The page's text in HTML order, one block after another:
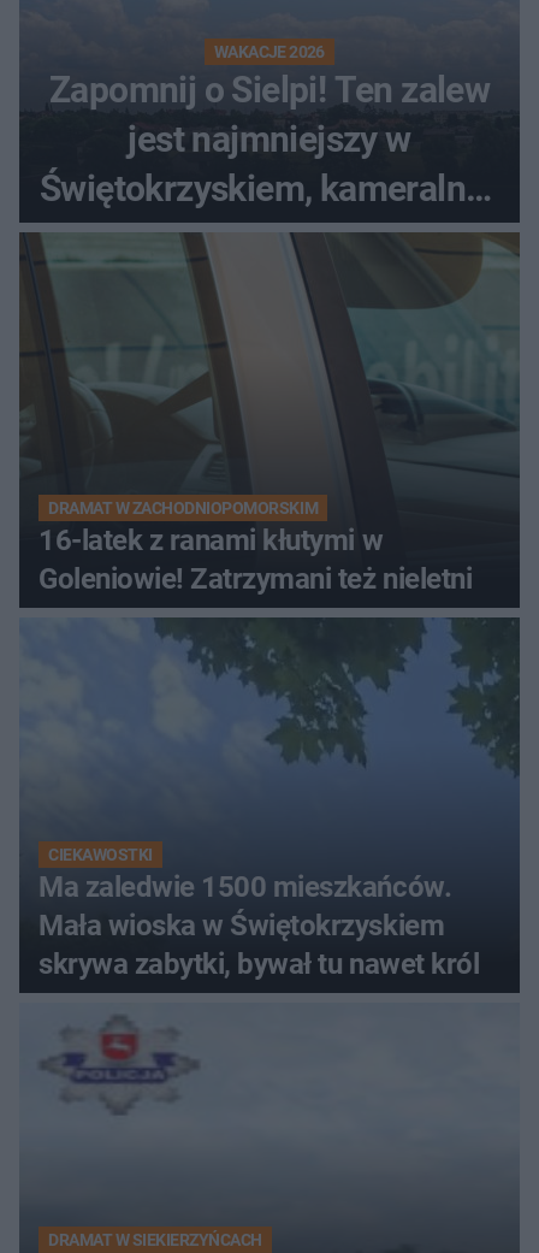
WAKACJE 2026
Zapomnij o Sielpi! Ten zalew
jest najmniejszy w
Świętokrzyskiem, kameralny i
bez tłumów
DRAMAT W ZACHODNIOPOMORSKIM
16-latek z ranami kłutymi w
Goleniowie! Zatrzymani też nieletni
CIEKAWOSTKI
Ma zaledwie 1500 mieszkańców.
Mała wioska w Świętokrzyskiem
skrywa zabytki, bywał tu nawet król
DRAMAT W SIEKIERZYŃCACH